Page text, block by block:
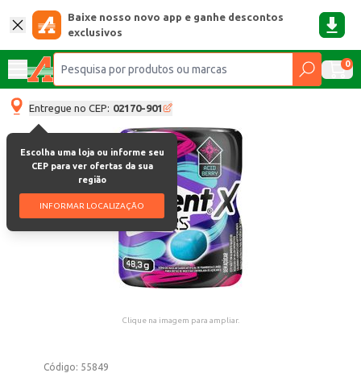
Baixe nosso novo app e ganhe descontos
exclusivos
0
Entregue no CEP: 02170-901
Escolha uma loja ou informe seu
CEP para ver ofertas da sua
região
INFORMAR LOCALIZAÇÃO
Clique na imagem para ampliar.
Código: 55849